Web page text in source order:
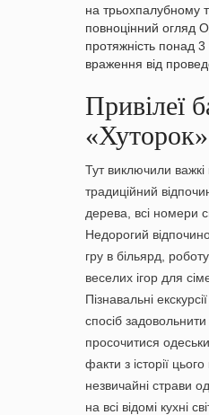
на трьохпалубному
повноцінний огляд
протяжність понад
враження від
Привілеї
Тут виключили важкі
традиційний
дерева, всі номери
Недорогий
гру в більярд,
веселих ігор для
Пізнавальні
спосіб задовольнити
просочитися
факти з історії
незвичайні страви
на всі відомі кухні